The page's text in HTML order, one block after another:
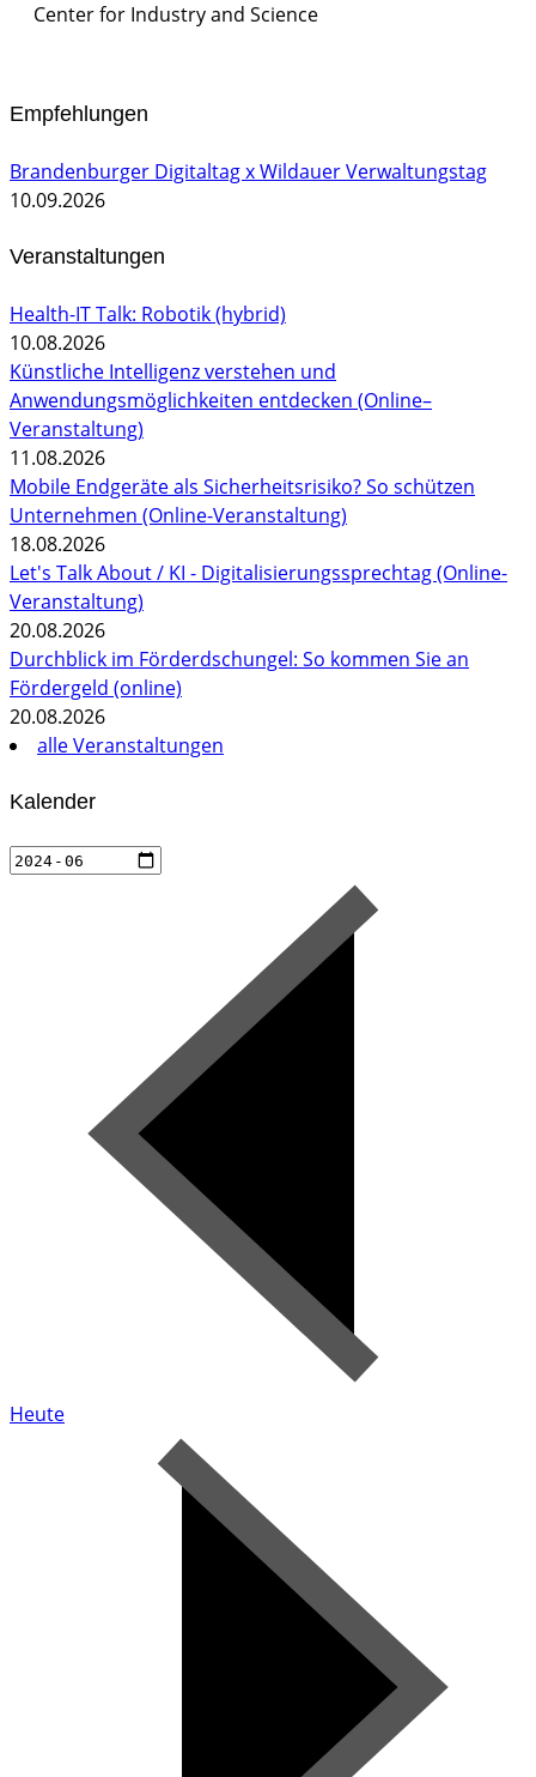
Center for Industry and Science
Empfehlungen
Brandenburger Digitaltag x Wildauer Verwaltungstag
10.09.2026
Veranstaltungen
Health-IT Talk: Robotik (hybrid)
10.08.2026
Künstliche Intelligenz verstehen und
Anwendungsmöglichkeiten entdecken (Online–
Veranstaltung)
11.08.2026
Mobile Endgeräte als Sicherheitsrisiko? So schützen
Unternehmen (Online-Veranstaltung)
18.08.2026
Let's Talk About / KI - Digitalisierungssprechtag (Online-
Veranstaltung)
20.08.2026
Durchblick im Förderdschungel: So kommen Sie an
Fördergeld (online)
20.08.2026
alle Veranstaltungen
Kalender
Heute